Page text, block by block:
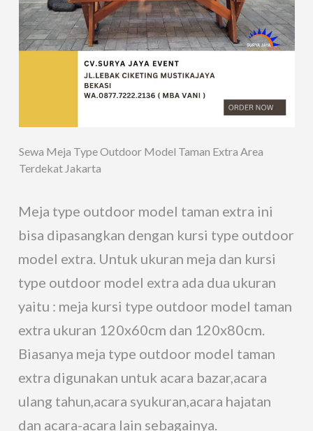
Sewa Meja Type Outdoor Model Taman Extra Area
Terdekat Jakarta
Meja type outdoor model taman extra ini
bisa dipasangkan dengan kursi type outdoor
model extra. Untuk ukuran meja dan kursi
type outdoor model extra ada dua ukuran
yaitu : meja kursi type outdoor model taman
extra ukuran 120x60cm dan 120x80cm.
Biasanya meja type outdoor model taman
extra digunakan untuk acara bazar,acara
ulang tahun,acara syukuran,acara hajatan
dan acara-acara lain sebagainya.